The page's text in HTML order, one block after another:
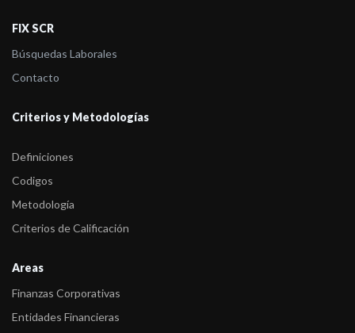
- FIX (afiliada de Fitch Ratings) comenta acciones de calificación
FIX SCR
Búsquedas Laborales
Contacto
Criterios y Metodologías
Definiciones
Codigos
Metodología
Criterios de Calificación
Areas
Finanzas Corporativas
Entidades Financieras